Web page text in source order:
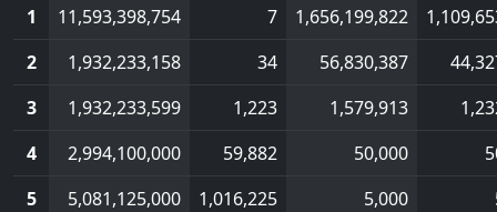
1
11,593,398,754 7 1,656,199,822
2
1,932,233,158 34 56,830,387
3
1,932,233,599 1,223 1,579,913
4
2,994,100,000 59,882 50,000
5
5,081,125,000 1,016,225 5,000